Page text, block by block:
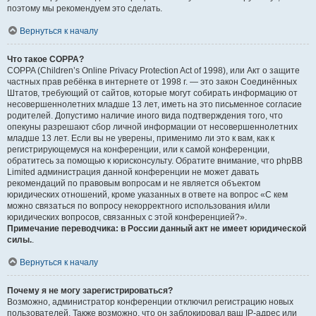
поэтому мы рекомендуем это сделать.
Вернуться к началу
Что такое COPPA?
COPPA (Children’s Online Privacy Protection Act of 1998), или Акт о защите
частных прав ребёнка в интернете от 1998 г. — это закон Соединённых
Штатов, требующий от сайтов, которые могут собирать информацию от
несовершеннолетних младше 13 лет, иметь на это письменное согласие
родителей. Допустимо наличие иного вида подтверждения того, что
опекуны разрешают сбор личной информации от несовершеннолетних
младше 13 лет. Если вы не уверены, применимо ли это к вам, как к
регистрирующемуся на конференции, или к самой конференции,
обратитесь за помощью к юрисконсульту. Обратите внимание, что phpBB
Limited администрация данной конференции не может давать
рекомендаций по правовым вопросам и не является объектом
юридических отношений, кроме указанных в ответе на вопрос «С кем
можно связаться по вопросу некорректного использования и/или
юридических вопросов, связанных с этой конференцией?».
Примечание переводчика: в России данный акт не имеет юридической
силы..
Вернуться к началу
Почему я не могу зарегистрироваться?
Возможно, администратор конференции отключил регистрацию новых
пользователей. Также возможно, что он заблокировал ваш IP-адрес или